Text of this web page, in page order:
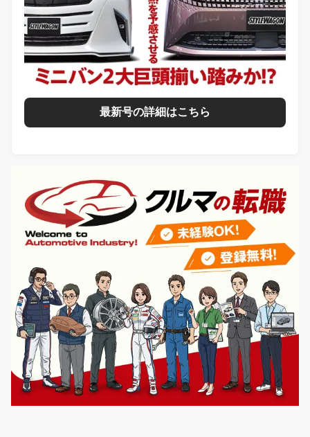
最新号の詳細はこちら